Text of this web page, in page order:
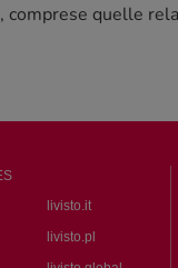
comprese quelle
livisto.it
livisto.pl